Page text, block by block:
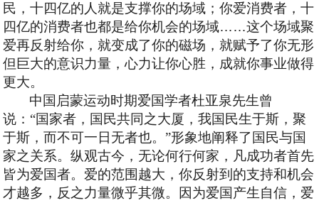
民，十四亿的人就是支撑你的场域；你爱消费者，十
四亿的消费者也都是给你机会的场域……这个场域聚
爱再反射给你，就变成了你的磁场，就赋予了你无形
但巨大的意识力量，心力让你心胜，成就你事业做得
更大。
中国启蒙运动时期爱国学者杜亚泉先生曾
说： “国家者，国民共同之大厦，我国民生于斯，聚
于斯，而不可一日无者也。”形象地阐释了国民与国
家之关系。纵观古今，无论何行何家，凡成功者首先
皆为爱国者。爱的范围越大，你反射到的支持和机会
才越多，反之力量微乎其微。因为爱国产生自信，爱